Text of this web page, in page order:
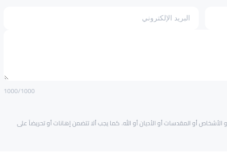
1000/1000
الأشخاص أو المقدسات أو الأديان أو الله. كما يجب ألا تتضمن إهانات أو تحريضاً على